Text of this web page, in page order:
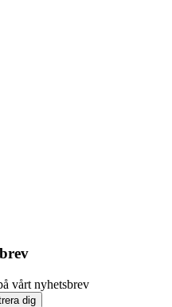
vårt nyhetsbrev
dig